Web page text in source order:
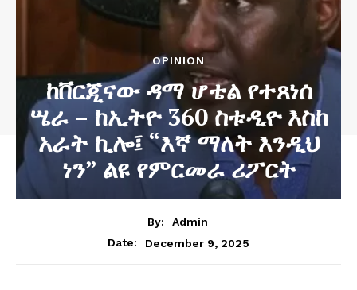
OPINION
ከቨርጂናው ዳማ ሆቴል የተጸነሰ
ሤራ – ከኢትዮ 360 ስቱዲዮ እስከ
አራት ኪሎ፤ “እኛ ማለት እንዲህ
ነን” ልዩ የምርመራ ሪፖርት
By:
Admin
Date:
December 9, 2025